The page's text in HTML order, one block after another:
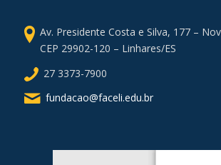
Av. Presidente Costa e Silva, 177 –
CEP 29902-120 – Linhares/ES
27 3373-7900
fundacao@faceli.edu.br